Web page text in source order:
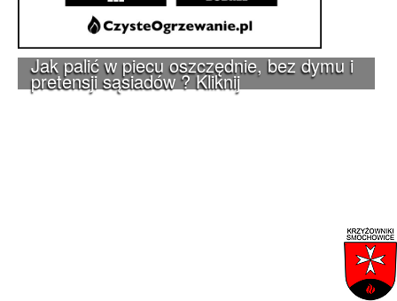
Jak palić w piecu oszczędnie, bez dymu i
pretensji sąsiadów ? Kliknij